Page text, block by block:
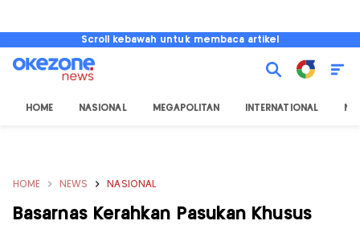
Scroll kebawah untuk membaca artikel
HOME NASIONAL MEGAPOLITAN INTERNATIONAL
HOME NEWS NASIONAL
Basarnas Kerahkan Pasukan Khusus